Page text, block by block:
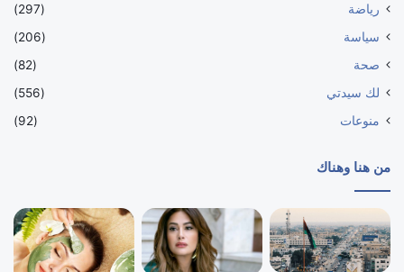
رياضة
(297)
سياسة
(206)
صحة
(82)
لك سيدتي
(556)
منوعات
(92)
من هنا وهناك